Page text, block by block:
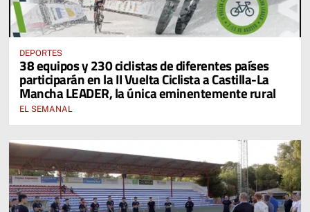
DEPORTES
38 equipos y 230 ciclistas de diferentes países
participarán en la II Vuelta Ciclista a Castilla-La
Mancha LEADER, la única eminentemente rural
EL SEMANAL